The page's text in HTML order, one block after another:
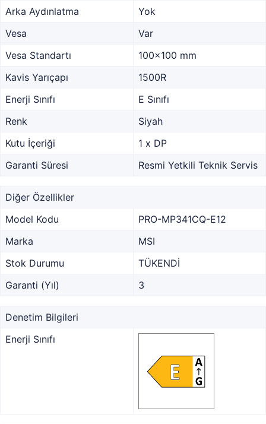
Arka Aydınlatma
Yok
Vesa
Var
Vesa Standartı
100x100 mm
Kavis Yarıçapı
1500R
Enerji Sınıfı
E Sınıfı
Renk
Siyah
Kutu İçeriği
1 x DP
Garanti Süresi
Resmi Yetkili Teknik Servis
Diğer Özellikler
Model Kodu
PRO-MP341CQ-E12
Marka
MSI
Stok Durumu
TÜKENDİ
Garanti (Yıl)
3
Denetim Bilgileri
Enerji Sınıfı